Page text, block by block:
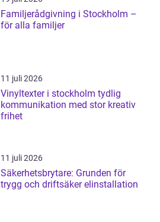
Familjerådgivning i Stockholm –
för alla familjer
11 juli 2026
Vinyltexter i stockholm tydlig
kommunikation med stor kreativ
frihet
11 juli 2026
Säkerhetsbrytare: Grunden för
trygg och driftsäker elinstallation